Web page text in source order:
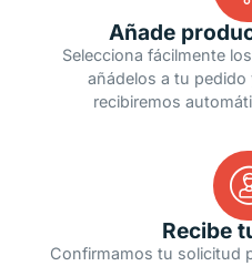
Añade
Selecciona fácilmente
añádelos a tu pedido
recibiremos
Recibe
Confirmamos tu solicitud